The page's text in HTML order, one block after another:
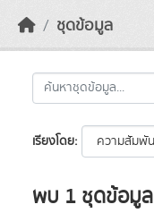
ชุดข้อมูล
เรียงโดย
พบ 1 ชุดข้อมูล